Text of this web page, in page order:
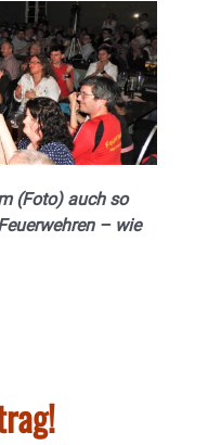
(Foto) auch so
– wie